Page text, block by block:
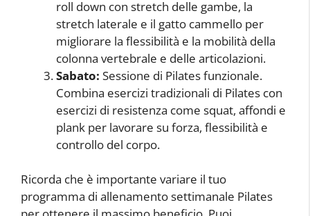
roll down con stretch delle gambe, la
stretch laterale e il gatto cammello per
migliorare la flessibilità e la mobilità della
colonna vertebrale e delle articolazioni.
Sabato: Sessione di Pilates funzionale.
Combina esercizi tradizionali di Pilates con
esercizi di resistenza come squat, affondi e
plank per lavorare su forza, flessibilità e
controllo del corpo.
Ricorda che è importante variare il tuo
programma di allenamento settimanale Pilates